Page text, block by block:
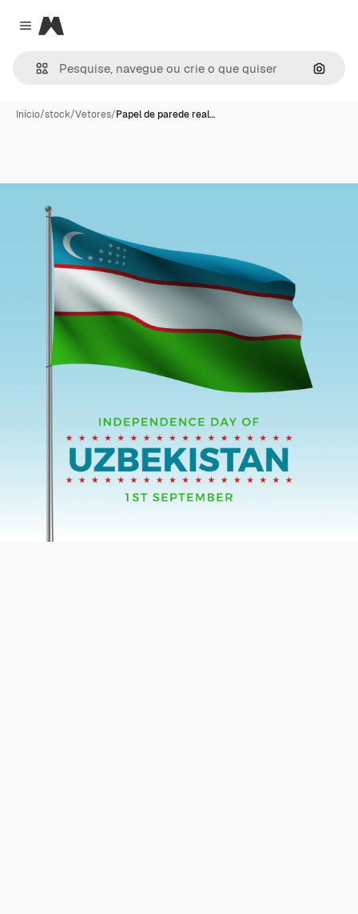
Close menu
Magnific
Início/stock/Vetores/Papel de parede real…